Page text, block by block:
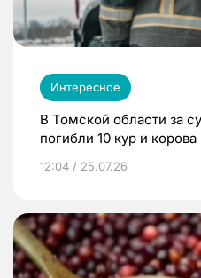
Интересное
В Томской области за
погибли 10 кур и корова
12:04 / 25.07.26